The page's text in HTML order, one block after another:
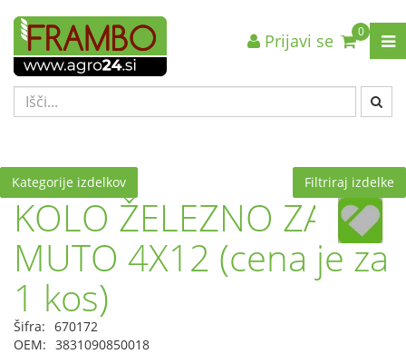
Nazaj en nivo
VRSTA 1
VRSTA 3
Nazaj en nivo
VRSTA 1
VRSTA 3
Nazaj en nivo
VRSTA 1
VRSTA 3
0
Prijavi se
Kategorije izdelkov Filtriraj izdelke
KOLO ŽELEZNO ZA
MUTO 4X12 (cena je za
1 kos)
Šifra: 670172
OEM: 3831090850018